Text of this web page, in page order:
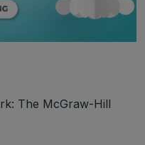
The McGraw-Hill